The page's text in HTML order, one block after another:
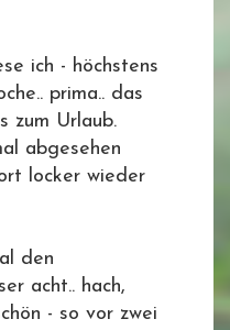
ich - höchstens
prima.. das
zum Urlaub.
abgesehen
locker wieder
den
acht.. hach,
- so vor zwei